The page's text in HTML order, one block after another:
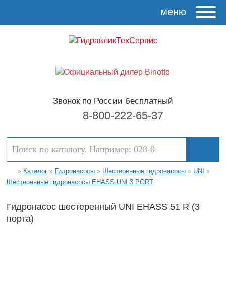
меню
Звонок по России бесплатный
8-800-222-65-37
» Каталог » Гидронасосы » Шестеренные гидронасосы » UNI »
Шестеренные гидронасосы EHASS UNI 3 PORT
Гидронасос шестеренный UNI EHASS 51 R (3
порта)